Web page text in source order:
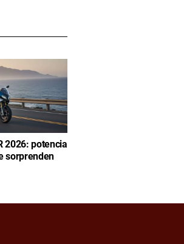
2026: potencia
sorprenden